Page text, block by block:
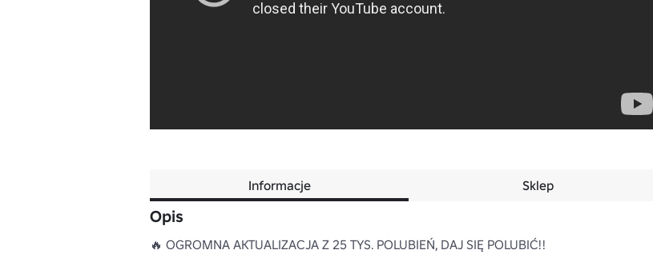
Informacje Sklep
Opis
🔥 OGROMNA AKTUALIZACJA Z 25 TYS. POLUBIEŃ, DAJ SIĘ POLUBIĆ!!